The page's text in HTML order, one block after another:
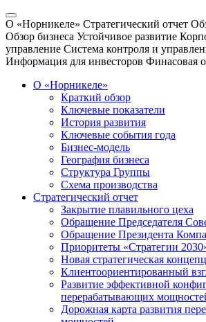
О «Норникеле» Стратегический отчет
Обзор бизнеса Устойчивое развитие
управление Система контроля и
Информация для инвесторов Финасовая
О «Норникеле»
Краткий обзор
Ключевые показатели
История развития
Ключевые события года
Бизнес-модель
География бизнеса
Структура Группы
Схема производства
Стратегический отчет
Закрытие плавильного цеха
Обращение Председателя
Обращение Президента
Приоритеты «Стратегии
Новая стратегическая
Клиентоориентированный
Развитие эффективной
перерабатывающих
Дорожная карта развития